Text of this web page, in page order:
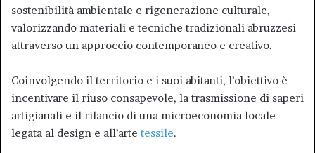
sostenibilità ambientale e rigenerazione culturale,
valorizzando materiali e tecniche tradizionali abruzzesi
attraverso un approccio contemporaneo e creativo.
Coinvolgendo il territorio e i suoi abitanti, l’obiettivo è
incentivare il riuso consapevole, la trasmissione di saperi
artigianali e il rilancio di una microeconomia locale
legata al design e all’arte tessile.